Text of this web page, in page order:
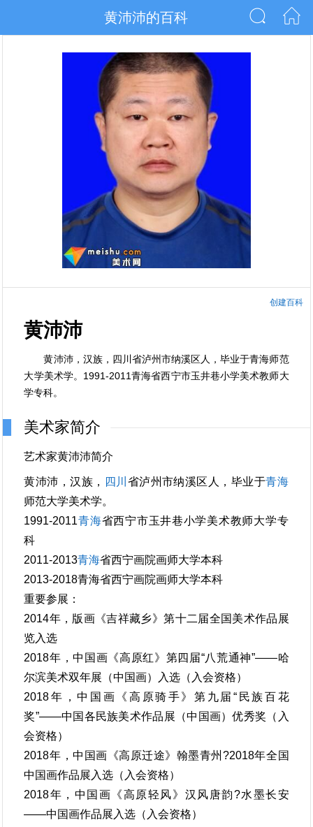
黄沛沛的百科
创建百科
黄沛沛
黄沛沛，汉族，四川省泸州市纳溪区人，毕业于青海师范
大学美术学。1991-2011青海省西宁市玉井巷小学美术教师大
学专科。
美术家简介
艺术家黄沛沛简介
黄沛沛，汉族， 四川 省泸州市纳溪区人，毕业于青海
师范大学美术学。
1991-2011青海省西宁市玉井巷小学美术教师大学专
科
2011-2013青海省西宁画院画师大学本科
2013-2018青海省西宁画院画师大学本科
重要参展：
2014年，版画《吉祥藏乡》第十二届全国美术作品展
览入选
2018年，中国画《高原红》第四届“八荒通神”——哈
尔滨美术双年展（中国画）入选（入会资格）
2018年，中国画《高原骑手》第九届“民族百花
奖”——中国各民族美术作品展（中国画）优秀奖（入
会资格）
2018年，中国画《高原迁途》翰墨青州?2018年全国
中国画作品展入选（入会资格）
2018年，中国画《高原轻风》汉风唐韵?水墨长安
——中国画作品展入选（入会资格）